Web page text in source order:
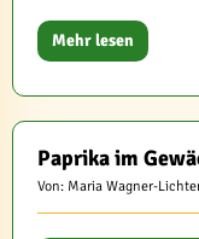
Mehr lesen
Paprika im
Von: Maria Wagner-